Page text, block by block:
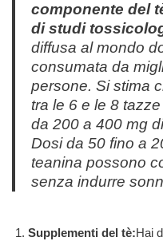
componente del
di studi
diffusa al mondo
consumata da
persone. Si stima
tra le 6 e le 8
da 200 a 400 mg
Dosi da 50 fino a
teanina possono
senza indurre
Supplementi del tè:Hai